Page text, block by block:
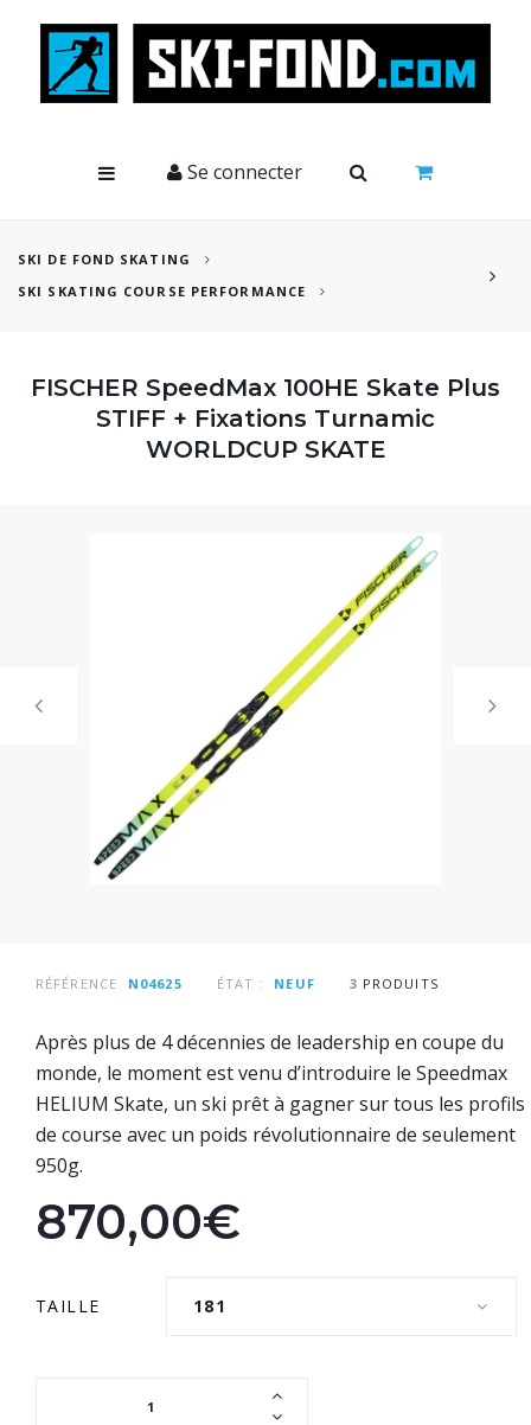
Se connecter
SKI DE FOND SKATING
SKI SKATING COURSE PERFORMANCE
RÉFÉRENCE N04625 ÉTAT : NEUF 3 PRODUITS
FISCHER SpeedMax 100HE Skate Plus
STIFF + Fixations Turnamic
WORLDCUP SKATE
Après plus de 4 décennies de leadership en coupe du
monde, le moment est venu d’introduire le Speedmax
HELIUM Skate, un ski prêt à gagner sur tous les profils
de course avec un poids révolutionnaire de seulement
950g.
870,00€
TAILLE 181